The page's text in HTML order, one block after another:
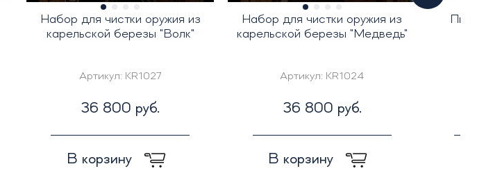
Набор для чистки оружия из
карельской березы "Волк"
Артикул: KR1027
36 800 руб.
В корзину
Набор для чистки оружия из
карельской березы "Медведь"
Артикул: KR1024
36 800 руб.
В корзину